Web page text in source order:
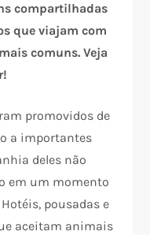
compartilhadas
que viajam com
comuns. Veja
promovidos de
a importantes
deles não
em um momento
pousadas e
aceitam animais